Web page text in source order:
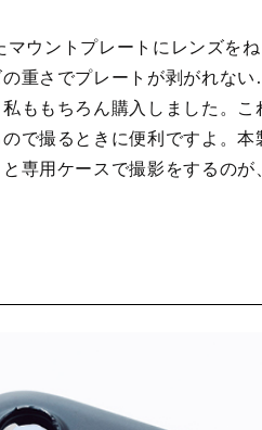
ウントプレートにレンズを
重さでプレートが剥がれな
ももちろん購入しました。
で撮るときに便利ですよ。
専用ケースで撮影をするの